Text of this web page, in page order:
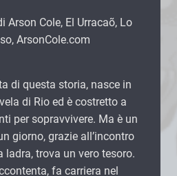
Arson Cole, El Urracaõ, Lo
ArsonCole.com
di questa storia, nasce in
di Rio ed è costretto a
per sopravvivere. Ma è un
giorno, grazie all’incontro
ladra, trova un vero tesoro.
fa carriera nel